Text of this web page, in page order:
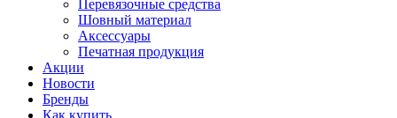
Перевязочные средства
Шовный материал
Аксессуары
Печатная продукция
Акции
Новости
Бренды
Как купить